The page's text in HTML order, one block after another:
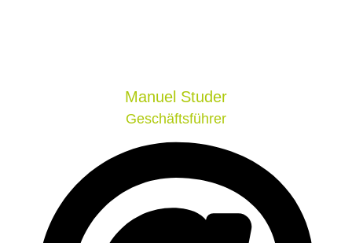
Manuel Studer
Geschäftsführer